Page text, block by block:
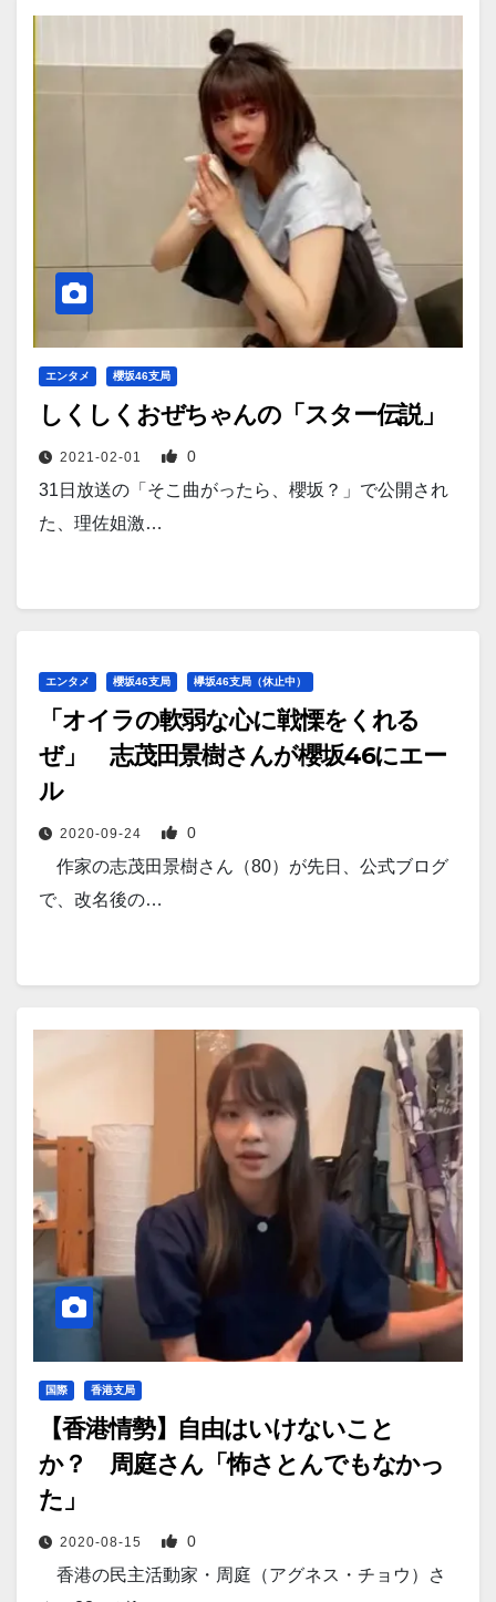
エンタメ 櫻坂46支局
しくしくおぜちゃんの「スター伝説」
2021-02-01 0
31日放送の「そこ曲がったら、櫻坂？」で公開され
た、理佐姐激…
エンタメ 櫻坂46支局 欅坂46支局（休止中）
「オイラの軟弱な心に戦慄をくれる
ぜ」 志茂田景樹さんが櫻坂46にエー
ル
2020-09-24 0
作家の志茂田景樹さん（80）が先日、公式ブログ
で、改名後の…
国際 香港支局
【香港情勢】自由はいけないこと
か？ 周庭さん「怖さとんでもなかっ
た」
2020-08-15 0
香港の民主活動家・周庭（アグネス・チョウ）さ